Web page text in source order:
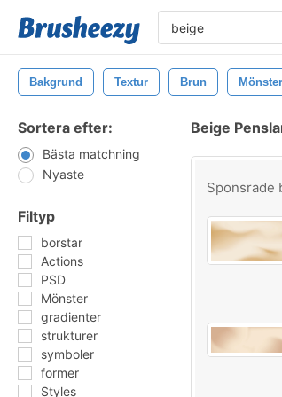
Bakgrund Textur Brun Mönster
Sortera efter:
Bästa matchning
Nyaste
Filtyp
borstar
Actions
PSD
Mönster
gradienter
strukturer
symboler
former
Styles
Beige
Sponsrade